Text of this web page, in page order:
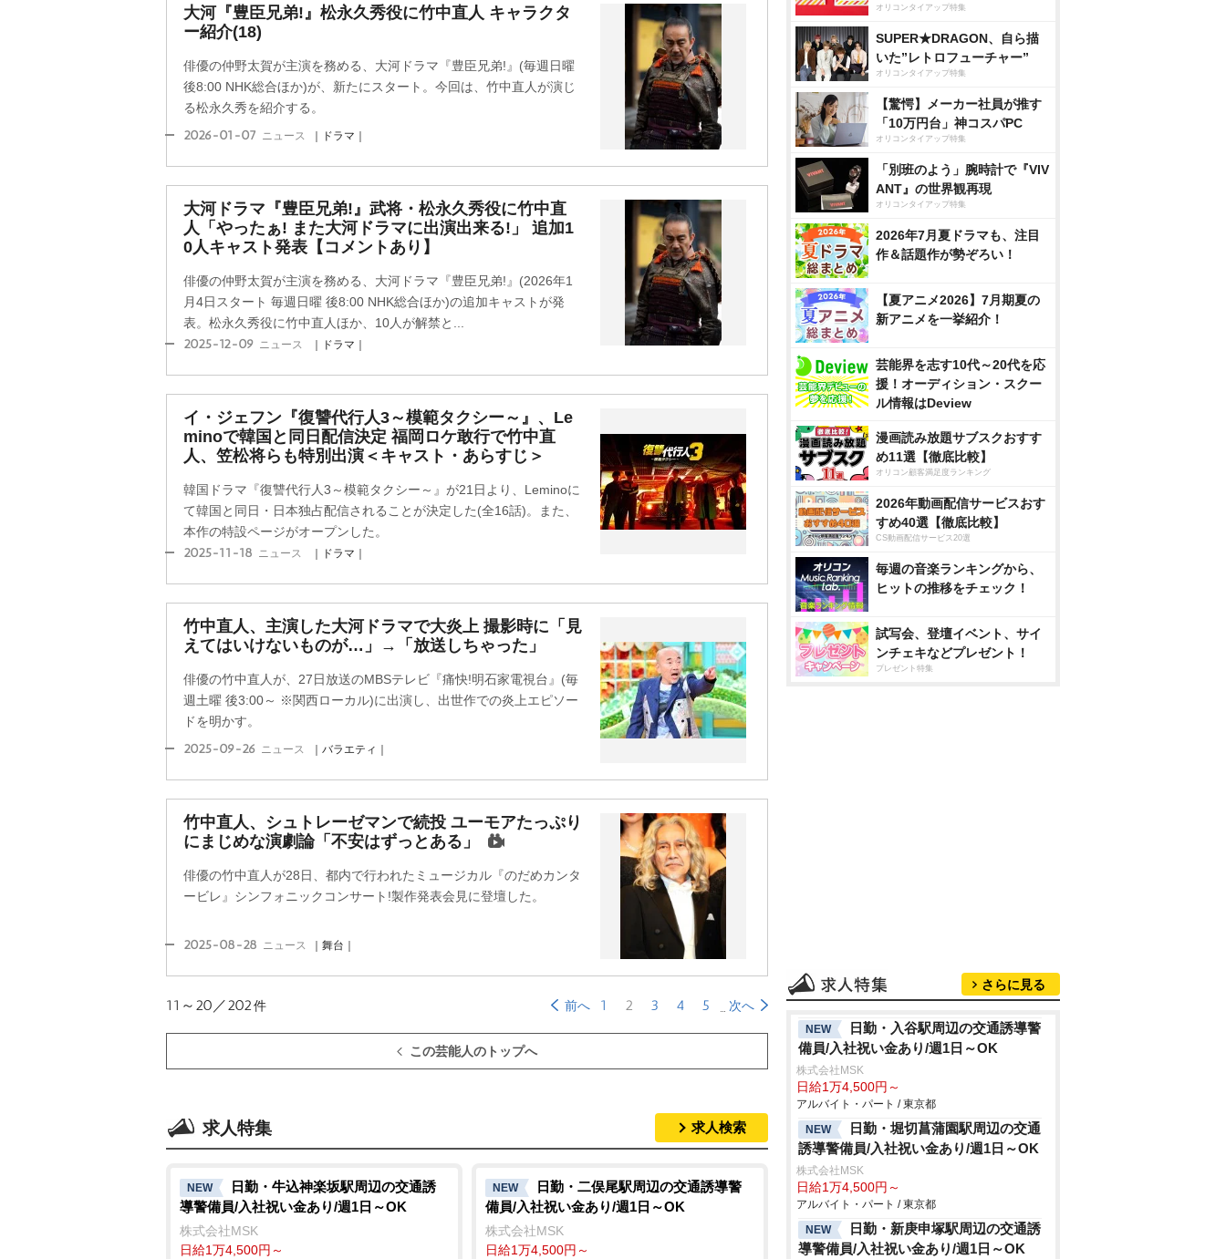
大河『豊臣兄弟!』松永久秀役に竹中直人 キャラクタ
ー紹介(18)
俳優の仲野太賀が主演を務める、大河ドラマ『豊臣兄弟!』(毎週日曜
後8:00 NHK総合ほか)が、新たにスタート。今回は、竹中直人が演じ
る松永久秀を紹介する。
2026-01-07 ニュース ｜ドラマ｜
大河ドラマ『豊臣兄弟!』武将・松永久秀役に竹中直
人「やったぁ! また大河ドラマに出演出来る!」 追加1
0人キャスト発表【コメントあり】
俳優の仲野太賀が主演を務める、大河ドラマ『豊臣兄弟!』(2026年1
月4日スタート 毎週日曜 後8:00 NHK総合ほか)の追加キャストが発
表。松永久秀役に竹中直人ほか、10人が解禁と...
2025-12-09 ニュース ｜ドラマ｜
イ・ジェフン『復讐代行人3～模範タクシー～』、Le
minoで韓国と同日配信決定 福岡ロケ敢行で竹中直
人、笠松将らも特別出演＜キャスト・あらすじ＞
韓国ドラマ『復讐代行人3～模範タクシー～』が21日より、Leminoに
て韓国と同日・日本独占配信されることが決定した(全16話)。また、
本作の特設ページがオープンした。
2025-11-18 ニュース ｜ドラマ｜
竹中直人、主演した大河ドラマで大炎上 撮影時に「見
えてはいけないものが…」→「放送しちゃった」
俳優の竹中直人が、27日放送のMBSテレビ『痛快!明石家電視台』(毎
週土曜 後3:00～ ※関西ローカル)に出演し、出世作での炎上エピソー
ドを明かす。
2025-09-26 ニュース ｜バラエティ｜
竹中直人、シュトレーゼマンで続投 ユーモアたっぷり
にまじめな演劇論「不安はずっとある」
俳優の竹中直人が28日、都内で行われたミュージカル『のだめカンタ
ービレ』シンフォニックコンサート!製作発表会見に登壇した。
2025-08-28 ニュース ｜舞台｜
11～20／202件 前へ 1 2 3 4 5 次へ
この芸能人のトップへ
求人特集 求人検索
NEW
日勤・牛込神楽坂駅周辺の交通誘
導警備員/入社祝い金あり/週1日～OK
株式会社MSK
日給1万4,500円～
NEW
日勤・二俣尾駅周辺の交通誘導警
備員/入社祝い金あり/週1日～OK
株式会社MSK
日給1万4,500円～
オリコンタイアップ特集
SUPER★DRAGON、自ら描
いた”レトロフューチャー”
オリコンタイアップ特集
【驚愕】メーカー社員が推す
「10万円台」神コスパPC
オリコンタイアップ特集
「別班のよう」腕時計で『VIV
ANT』の世界観再現
オリコンタイアップ特集
2026年7月夏ドラマも、注目
作＆話題作が勢ぞろい！
【夏アニメ2026】7月期夏の
新アニメを一挙紹介！
芸能界を志す10代～20代を応
援！オーディション・スクー
ル情報はDeview
漫画読み放題サブスクおすす
め11選【徹底比較】
オリコン顧客満足度ランキング
2026年動画配信サービスおす
すめ40選【徹底比較】
CS動画配信サービス20選
毎週の音楽ランキングから、
ヒットの推移をチェック！
試写会、登壇イベント、サイ
ンチェキなどプレゼント！
プレゼント特集
さらに見る
NEW
日勤・入谷駅周辺の交通誘導警
備員/入社祝い金あり/週1日～OK
株式会社MSK
日給1万4,500円～
アルバイト・パート / 東京都
NEW
日勤・堀切菖蒲園駅周辺の交通
誘導警備員/入社祝い金あり/週1日～OK
株式会社MSK
日給1万4,500円～
アルバイト・パート / 東京都
NEW
日勤・新庚申塚駅周辺の交通誘
導警備員/入社祝い金あり/週1日～OK